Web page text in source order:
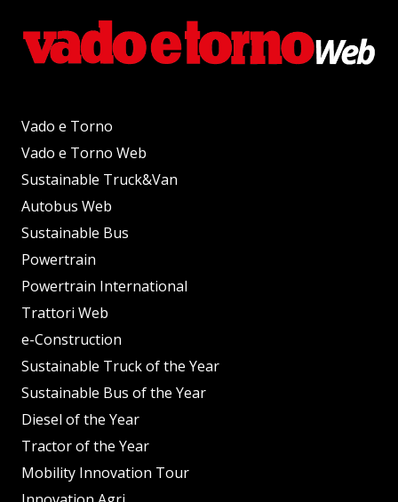
Vado e Torno
Vado e Torno Web
Sustainable Truck&Van
Autobus Web
Sustainable Bus
Powertrain
Powertrain International
Trattori Web
e-Construction
Sustainable Truck of the Year
Sustainable Bus of the Year
Diesel of the Year
Tractor of the Year
Mobility Innovation Tour